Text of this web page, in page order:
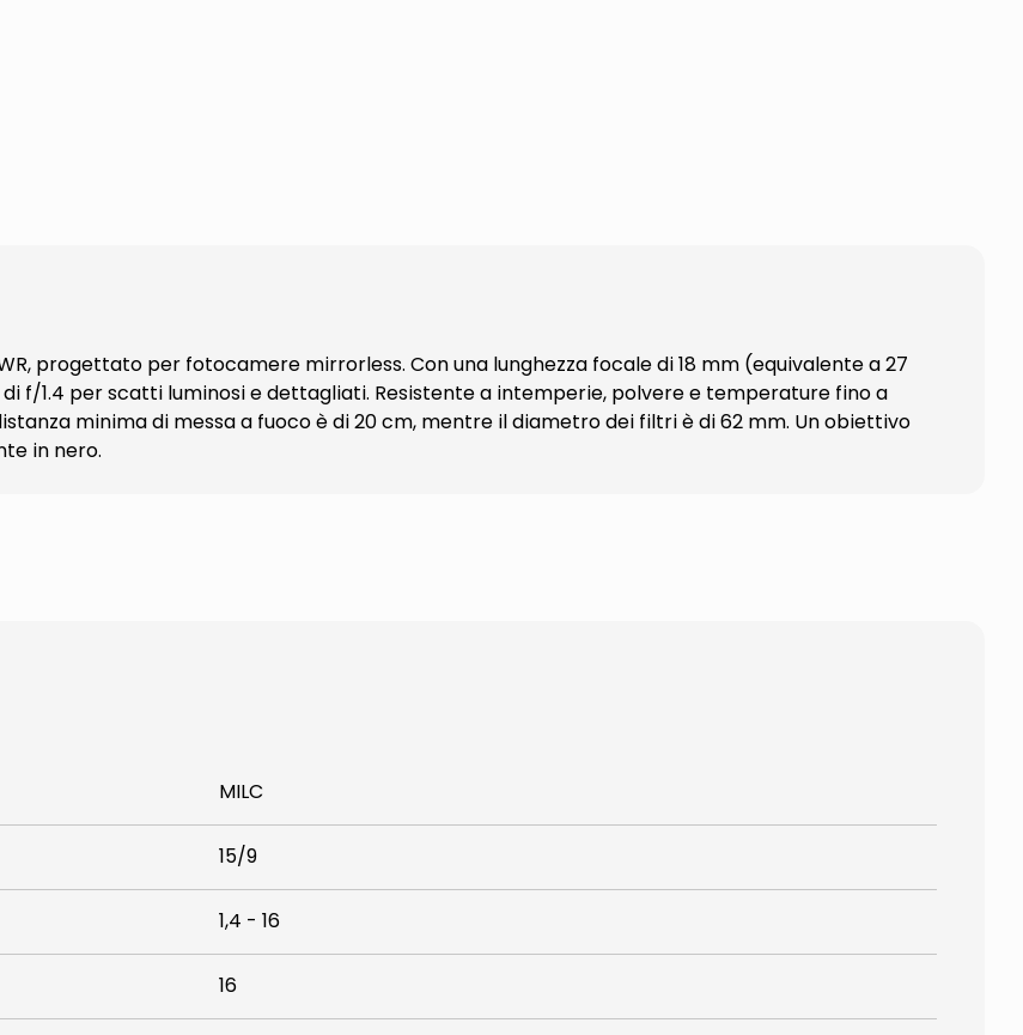
WR, progettato per fotocamere mirrorless. Con una lunghezza focale di 18 mm (equivalente a 27
f/1.4 per scatti luminosi e dettagliati. Resistente a intemperie, polvere e temperature fino a
minima di messa a fuoco è di 20 cm, mentre il diametro dei filtri è di 62 mm. Un obiettivo
in nero.
MILC
15/9
1,4 - 16
16